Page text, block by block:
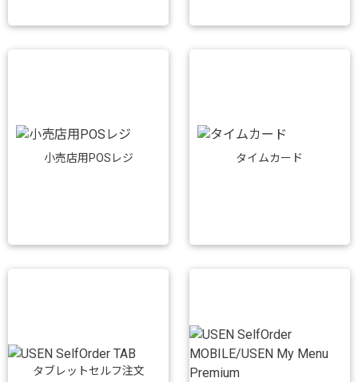
小売店用POSレジ タイムカード
タブレットセルフ注文